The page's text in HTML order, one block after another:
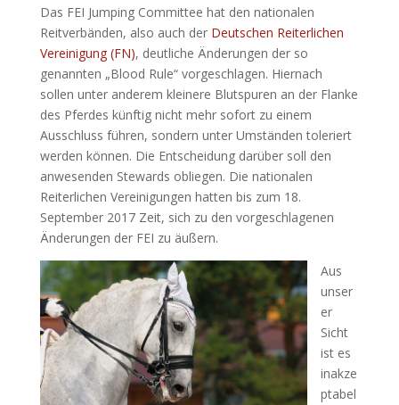
Das FEI Jumping Committee hat den nationalen
Reitverbänden, also auch der Deutschen Reiterlichen
Vereinigung (FN), deutliche Änderungen der so
genannten „Blood Rule“ vorgeschlagen. Hiernach
sollen unter anderem kleinere Blutspuren an der Flanke
des Pferdes künftig nicht mehr sofort zu einem
Ausschluss führen, sondern unter Umständen toleriert
werden können. Die Entscheidung darüber soll den
anwesenden Stewards obliegen. Die nationalen
Reiterlichen Vereinigungen hatten bis zum 18.
September 2017 Zeit, sich zu den vorgeschlagenen
Änderungen der FEI zu äußern.
Aus
unser
er
Sicht
ist es
inakze
ptabel